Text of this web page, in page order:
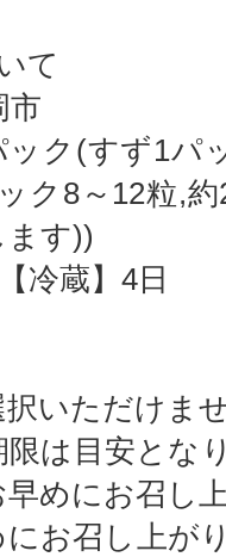
て
市
ック(すず1パ
ク8～12粒,約
ます))
冷蔵】4日
いただけま
は目安とな
めにお召し
お召し上が